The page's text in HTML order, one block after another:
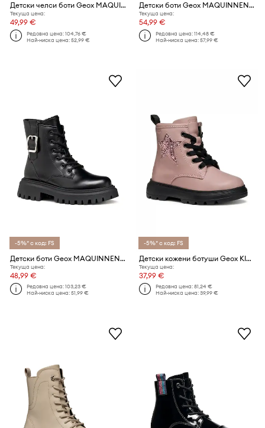
Детски челси боти Geox MAQUINNENS
Текуща цена:
49,99 €
Редовна цена:104,76 €
Най-ниска цена:52,99 €
Детски боти Geox MAQUINNENS
Текуща цена:
54,99 €
Редовна цена:114,48 €
Най-ниска цена:57,99 €
-5%* с код: FS
Детски боти Geox MAQUINNENS
Текуща цена:
48,99 €
Редовна цена:103,23 €
Най-ниска цена:51,99 €
-5%* с код: FS
Детски кожени ботуши Geox KIDDARTAH
Текуща цена:
37,99 €
Редовна цена:81,24 €
Най-ниска цена:39,99 €